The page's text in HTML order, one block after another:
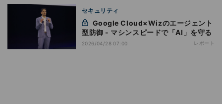
セキュリティ
型防御 - マシンスピードで「AI」を守る
2026/04/28 07:00 レポート